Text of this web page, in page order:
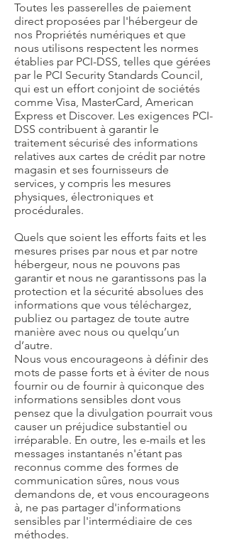
Toutes les passerelles de paiement
direct proposées par l'hébergeur de
nos Propriétés numériques et que
nous utilisons respectent les normes
établies par PCI-DSS, telles que gérées
par le PCI Security Standards Council,
qui est un effort conjoint de sociétés
comme Visa, MasterCard, American
Express et Discover. Les exigences PCI-
DSS contribuent à garantir le
traitement sécurisé des informations
relatives aux cartes de crédit par notre
magasin et ses fournisseurs de
services, y compris les mesures
physiques, électroniques et
procédurales.
Quels que soient les efforts faits et les
mesures prises par nous et par notre
hébergeur, nous ne pouvons pas
garantir et nous ne garantissons pas la
protection et la sécurité absolues des
informations que vous téléchargez,
publiez ou partagez de toute autre
manière avec nous ou quelqu’un
d’autre.
Nous vous encourageons à définir des
mots de passe forts et à éviter de nous
fournir ou de fournir à quiconque des
informations sensibles dont vous
pensez que la divulgation pourrait vous
causer un préjudice substantiel ou
irréparable. En outre, les e-mails et les
messages instantanés n'étant pas
reconnus comme des formes de
communication sûres, nous vous
demandons de, et vous encourageons
à, ne pas partager d'informations
sensibles par l'intermédiaire de ces
méthodes.